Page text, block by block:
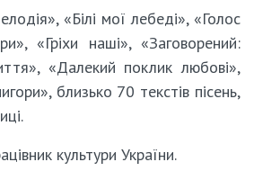
«Білі мої лебеді», «Голос
«Гріхи наші», «Заговорений:
«Далекий поклик любові»,
близько 70 текстів пісень,
культури України.